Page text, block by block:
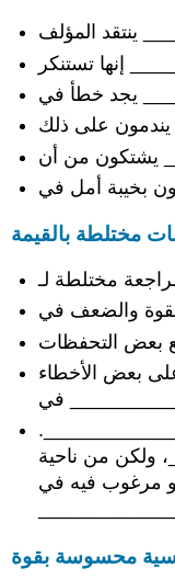
مختلطة بالقيمة
بعض الأخطاء
ولكن من ناحية
مرغوب فيه في
محسوسة بقوة